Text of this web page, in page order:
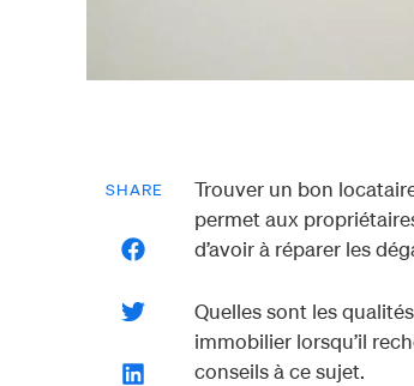
SHARE
Trouver un bon
permet aux
d’avoir à réparer les
Quelles sont les
immobilier lorsqu’il
conseils à ce sujet.